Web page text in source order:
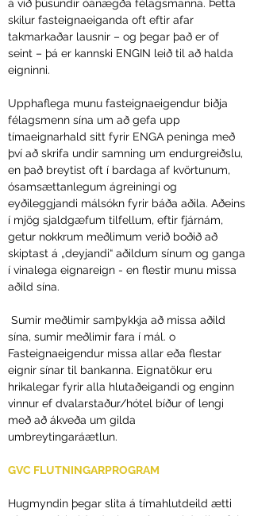
á við þúsundir óánægða félagsmanna. Þetta
skilur fasteignaeiganda oft eftir afar
takmarkaðar lausnir – og þegar það er of
seint – þá er kannski ENGIN leið til að halda
eigninni.
Upphaflega munu fasteignaeigendur biðja
félagsmenn sína um að gefa upp
tímaeignarhald sitt fyrir ENGA peninga með
því að skrifa undir samning um endurgreiðslu,
en það breytist oft í bardaga af kvörtunum,
ósamsættanlegum ágreiningi og
eyðileggjandi málsókn fyrir báða aðila. Aðeins
í mjög sjaldgæfum tilfellum, eftir fjárnám,
getur nokkrum meðlimum verið boðið að
skiptast á „deyjandi“ aðildum sínum og ganga
í vinalega eignareign - en flestir munu missa
aðild sína.
Sumir meðlimir samþykkja að missa aðild
sína, sumir meðlimir fara í mál. o
Fasteignaeigendur missa allar eða flestar
eignir sínar til bankanna. Eignatökur eru
hrikalegar fyrir alla hlutaðeigandi og enginn
vinnur ef dvalarstaður/hótel bíður of lengi
með að ákveða um gilda
umbreytingaráætlun.
GVC FLUTNINGARPROGRAM
Hugmyndin þegar slita á tímahlutdeild ætti